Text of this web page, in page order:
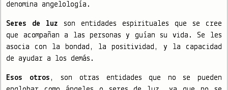
denomina angelología.
Seres de luz son entidades espirituales que se cree
que acompañan a las personas y guían su vida. Se les
asocia con la bondad, la positividad, y la capacidad
de ayudar a los demás.
Esos otros , son otras entidades que no se pueden